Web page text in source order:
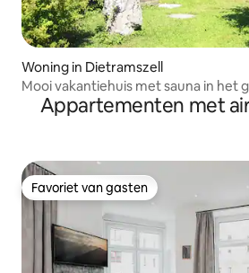
Woning in Dietramszell
Mooi vakantiehuis met sauna in het
Appartementen met
Favoriet van gasten
Favoriet van gasten